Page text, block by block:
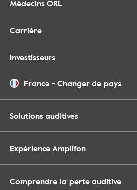
Médecins ORL
Carrière
Investisseurs
France - Changer de pays
Solutions auditives
Expérience Amplifon
Comprendre la perte auditive